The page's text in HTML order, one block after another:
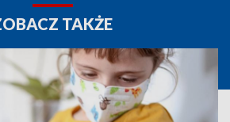
TAKŻE